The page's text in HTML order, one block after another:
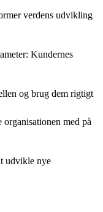
verdens udvikling
Kundernes
og brug dem rigtigt
med på
udvikle nye